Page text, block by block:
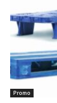
Promo